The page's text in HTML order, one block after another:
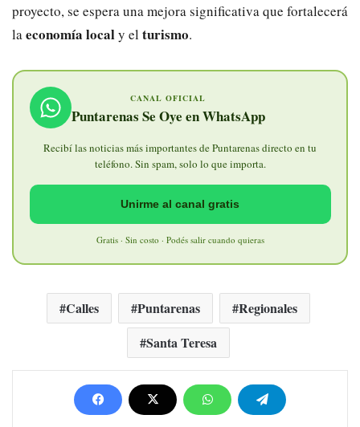
proyecto, se espera una mejora significativa que fortalecerá
laeconomía localy el turismo.
CANAL OFICIAL
Puntarenas Se Oye en WhatsApp
Recibí las noticias más importantes de Puntarenas directo en tu
teléfono. Sin spam, solo lo que importa.
Unirme al canal gratis
Gratis · Sin costo · Podés salir cuando quieras
Calles Puntarenas
Regionales
Santa Teresa